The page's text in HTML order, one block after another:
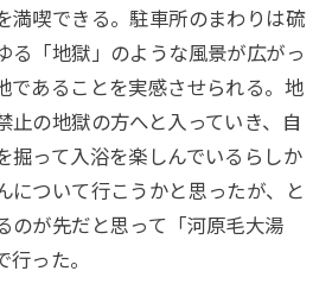
満喫できる。駐車所のまわりは硫
る「地獄」のような風景が広がっ
であることを実感させられる。地
止の地獄の方へと入っていき、自
掘って入浴を楽しんでいるらしか
について行こうかと思ったが、と
のが先だと思って「河原毛大湯
った。